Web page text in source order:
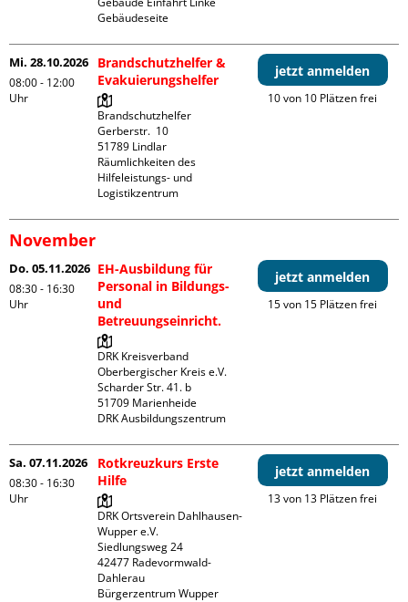
Gebäudeseite
Mi. 28.10.2026
08:00 - 12:00
Uhr
Brandschutzhelfer &
Evakuierungshelfer
Brandschutzhelfer
Gerberstr.  10
51789 Lindlar
Räumlichkeiten des
Hilfeleistungs- und
Logistikzentrum
jetzt anmelden
10 von 10 Plätzen frei
November
Do. 05.11.2026
08:30 - 16:30
Uhr
EH-Ausbildung für
Personal in Bildungs-
und
Betreuungseinricht.
DRK Kreisverband
Oberbergischer Kreis e.V.
Scharder Str. 41. b
51709 Marienheide
DRK Ausbildungszentrum
jetzt anmelden
15 von 15 Plätzen frei
Sa. 07.11.2026
08:30 - 16:30
Uhr
Rotkreuzkurs Erste
Hilfe
DRK Ortsverein Dahlhausen-
Wupper e.V.
Siedlungsweg 24
42477 Radevormwald-
Dahlerau
Bürgerzentrum Wupper
jetzt anmelden
13 von 13 Plätzen frei